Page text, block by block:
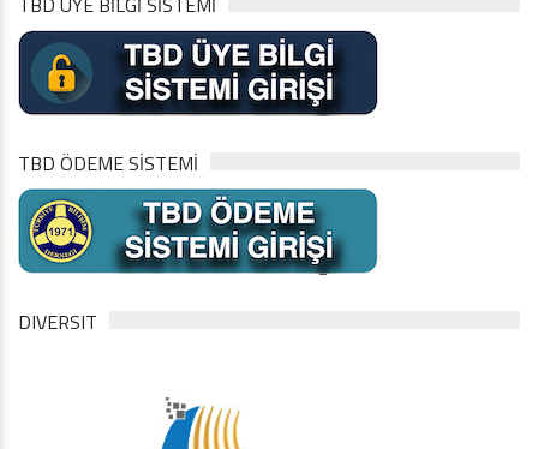
TBD ÖDEME SİSTEMİ
DIVERSIT